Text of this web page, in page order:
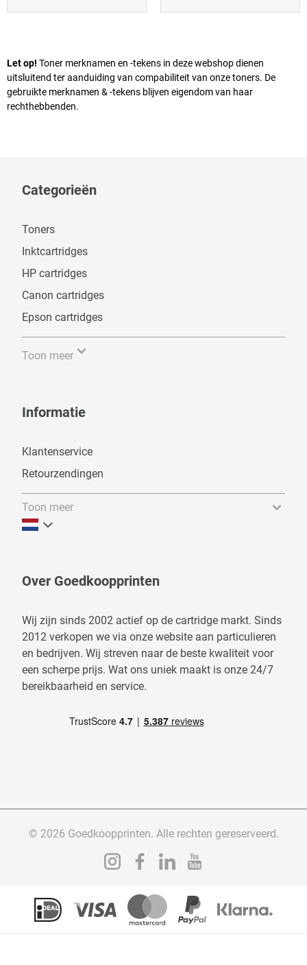
Let op! Toner merknamen en -tekens in deze webshop dienen
uitsluitend ter aanduiding van compabiliteit van onze toners. De
gebruikte merknamen & -tekens blijven eigendom van haar
rechthebbenden.
Categorieën
Toners
Inktcartridges
HP cartridges
Canon cartridges
Epson cartridges
Toon meer
Informatie
Klantenservice
Retourzendingen
Toon meer
Over Goedkoopprinten
Wij zijn sinds 2002 actief op de cartridge markt. Sinds
2012 verkopen we via onze website aan particulieren
en bedrijven. Wij streven naar de beste kwaliteit voor
een scherpe prijs. Wat ons uniek maakt is onze 24/7
bereikbaarheid en service.
© 2026 Goedkoopprinten. Alle rechten gereserveerd.